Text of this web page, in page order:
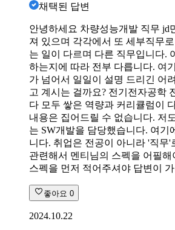
채택된 답변
안녕하세요 차량성능개발 직무 jd
져 있으며 각각에서 또 세부직무
는 일이 다르며 다른 직무입니다.
하는지에 따라 전부 다릅니다. 여
가 넘어서 일일이 설명 드리긴 어
고 계시는 걸까요? 전기전자공학
다 모두 쌓은 역량과 커리큘럼이
내용은 집어드릴 수 없습니다. 저
는 SW개발을 담당했습니다. 여기
니다. 취업은 전공이 아니라 '직무'
관련해서 멘티님의 스펙을 어필해
스펙을 먼저 적어주셔야 답변이
좋아요 0
2024.10.22